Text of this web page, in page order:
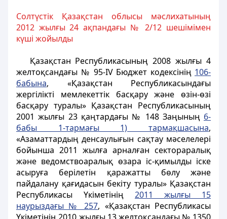
Солтүстік Қазақстан облысы мәслихатының
2012 жылғы 24 ақпандағы № 2/12 шешімімен
күші жойылды
Қазақстан Республикасының 2008 жылғы 4
желтоқсандағы № 95-IV Бюджет кодексінің 106-
бабына, «Қазақстан Республикасындағы
жергілікті мемлекеттік басқару және өзін-өзі
басқару туралы» Қазақстан Республикасының
2001 жылғы 23 қаңтардағы № 148 Заңының 6-
бабы 1-тармағы 1) тармақшасына,
«Азаматтардың денсаулығын сақтау мәселелері
бойынша 2011 жылға арналған сектораралық
және ведомствоаралық өзара іс-қимылды іске
асыруға берілетін қаражатты бөлу және
пайдалану қағидасын бекіту туралы» Қазақстан
Республикасы Үкіметінің 2011 жылғы 15
наурыздағы № 257, «Қазақстан Республикасы